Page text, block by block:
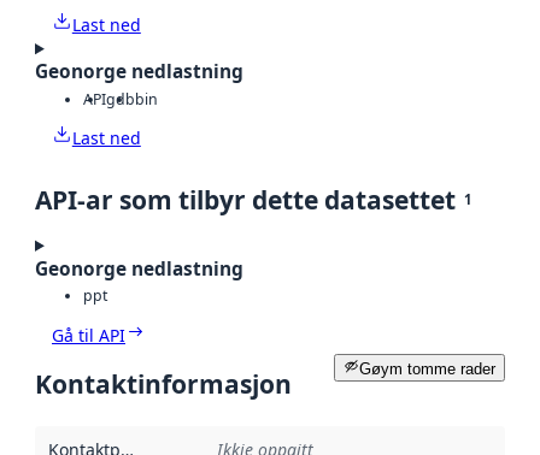
Last ned
Geonorge nedlastning
APIgdbbin
Last ned
API-ar som tilbyr dette datasettet 1
Geonorge nedlastning
ppt
Gå til API
Gøym tomme rader
Kontaktinformasjon
Kontaktpunkt Ikkje oppgitt